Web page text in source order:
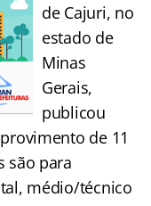
de Cajuri, no
estado de
Minas
Gerais,
publicou
de 11
são para
médio/técnico